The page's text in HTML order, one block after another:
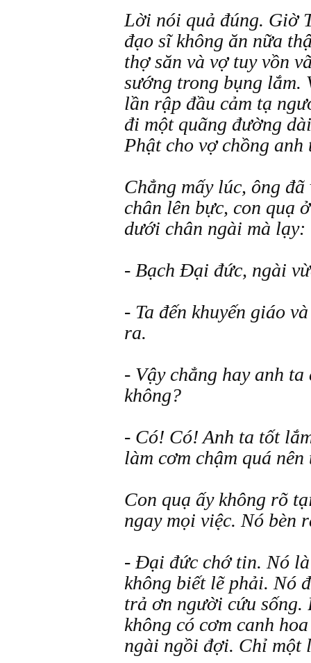
Lời nói quả đúng. Giờ
đạo sĩ không ăn nữa
thợ săn và vợ tuy vồn
sướng trong bụng lắm.
lần rập đầu cảm tạ
đi một quãng đường
Phật cho vợ chồng anh
Chẳng mấy lúc, ông
chân lên bực, con quạ
dưới chân ngài mà lạy:
- Bạch Đại đức, ngài
- Ta đến khuyến giáo
ra.
- Vậy chẳng hay anh
không?
- Có! Có! Anh ta tốt
làm cơm chậm quá
Con quạ ấy không rõ
ngay mọi việc. Nó bèn
- Đại đức chớ tin. Nó
không biết lẽ phải. Nó
trả ơn người cứu
không có cơm canh
ngài ngồi đợi. Chỉ một